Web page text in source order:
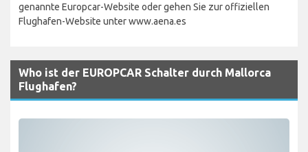
genannte Europcar-Website oder gehen Sie zur offiziellen
Flughafen-Website unter www.aena.es
Who ist der EUROPCAR Schalter durch Mallorca
Flughafen?